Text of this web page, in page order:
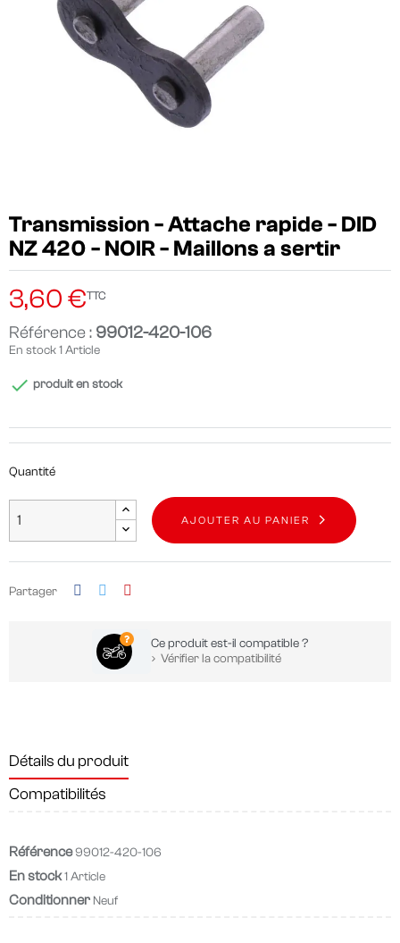
Transmission - Attache rapide - DID
NZ 420 - NOIR - Maillons a sertir
3,60 €TTC
Référence : 99012-420-106
En stock1 Article
 produit en stock
Quantité
AJOUTER AU PANIER
Partager
Ce produit est-il compatible ?
Vérifier la compatibilité
Détails du produit
Compatibilités
Référence99012-420-106
En stock1 Article
Conditionner Neuf